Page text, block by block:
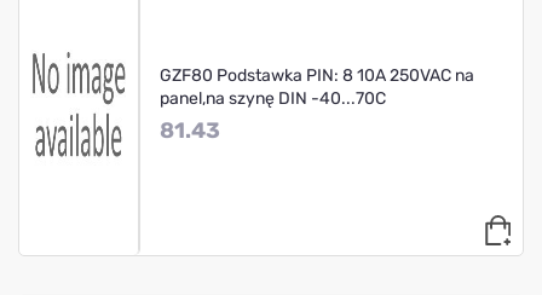
GZF80 Podstawka PIN: 8 10A 250VAC na
panel,na szynę DIN -40...70C
81.43